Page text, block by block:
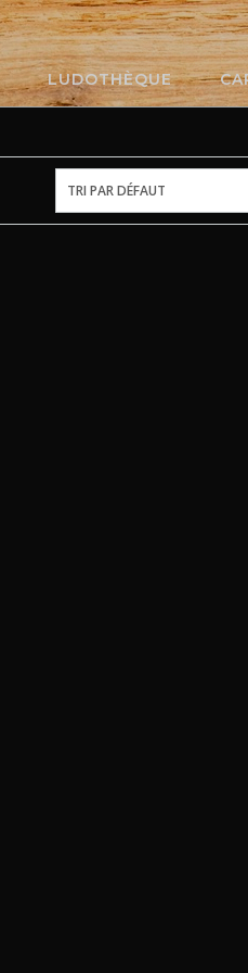
LUDOTHÈQUE